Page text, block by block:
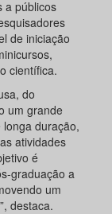
a públicos
de iniciação
científica.
do
um grande
duração,
atividades
é
graduação a
um
destaca.